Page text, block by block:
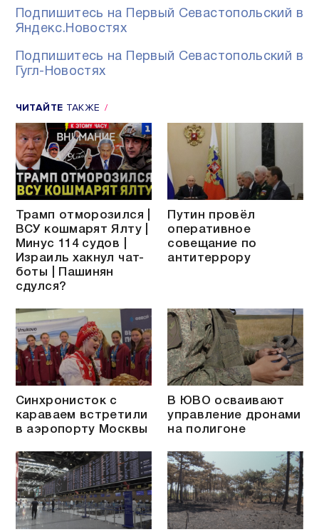
Подпишитесь на Первый Севастопольский в
Яндекс.Новостях
Подпишитесь на Первый Севастопольский в
Гугл-Новостях
ЧИТАЙТЕ ТАКЖЕ
Трамп отморозился |
ВСУ кошмарят Ялту |
Минус 114 судов |
Израиль хакнул чат-
боты | Пашинян
сдулся?
Путин провёл
оперативное
совещание по
антитеррору
Синхронисток с
караваем встретили
в аэропорту Москвы
В ЮВО осваивают
управление дронами
на полигоне